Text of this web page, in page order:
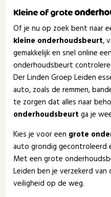
Kleine of grote
Of je nu op zoek bent naar
kleine onderhoudsbeurt,
gemakkelijk en snel online
onderhoudsbeurt
Der Linden Groep Leiden
auto, zoals de remmen,
te zorgen dat alles naar
onderhoudsbeurt ga je
Kies je voor een grote
auto grondig gecontroleerd
Met een grote
Leiden ben je verzekerd
veiligheid op de weg.